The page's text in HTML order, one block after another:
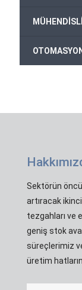
Sektörün
artıracak
tezgahları ve
geniş stok
süreçlerimiz
üretim